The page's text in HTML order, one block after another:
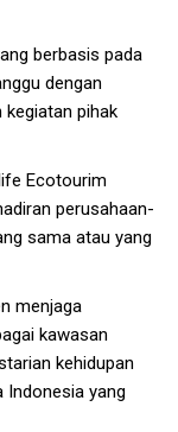
berbasis pada
dengan
kegiatan pihak
Ecotourim
perusahaan-
sama atau yang
menjaga
kawasan
kehidupan
Indonesia yang